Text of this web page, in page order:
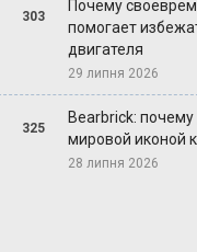
303
Почему
помогает
двигателя
29 липня 2026
325
Bearbrick:
мировой иконой
28 липня 2026